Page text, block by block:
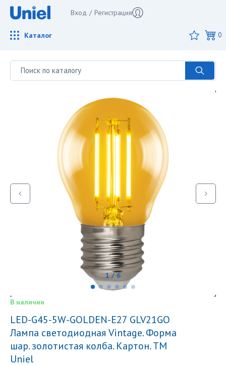
Вход / Регистрация
Каталог 0
1 / 6
В наличии
LED-G45-5W-GOLDEN-E27 GLV21GO
Лампа светодиодная Vintage. Форма
шар. золотистая колба. Картон. ТМ
Uniel